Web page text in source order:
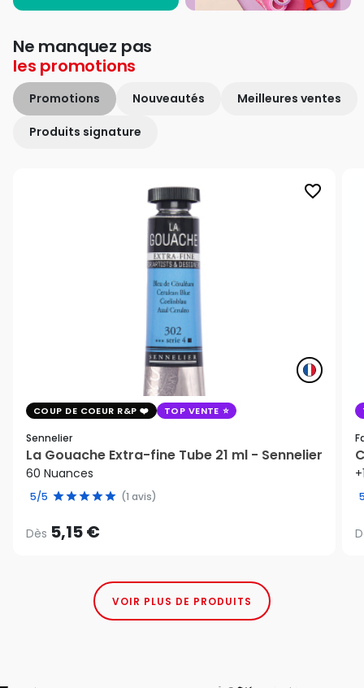
Ne manquez pas
les promotions
Promotions Nouveautés Meilleures ventes
Produits signature
favorite_border
COUP DE COEUR R&P TOP VENTE
Sennelier
La Gouache Extra-fine Tube 21 ml - Sennelier
60 Nuances
5/5 (1 avis)
Dès 5,15 €
VOIR PLUS DE PRODUITS